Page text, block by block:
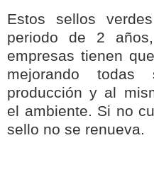
Estos sellos
periodo de 2
empresas tienen
mejorando todas
producción y al
el ambiente. Si no
sello no se renueva.